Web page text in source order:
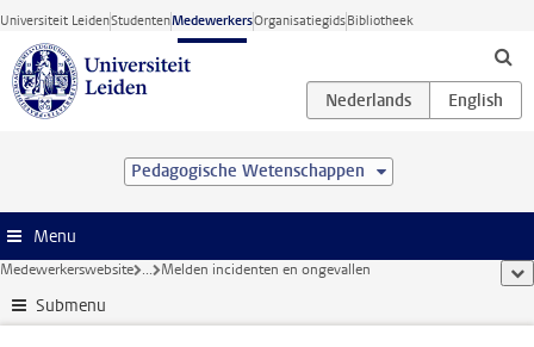
Ga direct naar de inhoud
Universiteit LeidenStudentenMedewerkersOrganisatiegidsBibliotheek
Pedagogische Wetenschappen
Menu
Medewerkerswebsite ... Melden incidenten en ongevallen
Submenu